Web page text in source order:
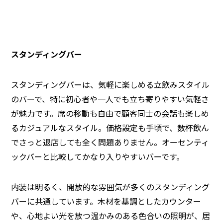
スタンディングバー
スタンディングバーは、気軽に楽しめる立飲みスタイル
のバーで、特に初心者や一人でも立ち寄りやすい気軽さ
が魅力です。席の移動も自由で顧客同士の会話も楽しめ
るカジュアルなスタイル。価格設定も手頃で、数杯飲ん
でさっと退店しても全く問題ありません。オーセンティ
ックバーと比較してかなり入りやすいバーです。
内装は明るく、開放的な雰囲気が多くのスタンディング
バーに共通しています。木材を基調としたカウンター
や、心地よい光を放つ温かみのある色合いの照明が、居